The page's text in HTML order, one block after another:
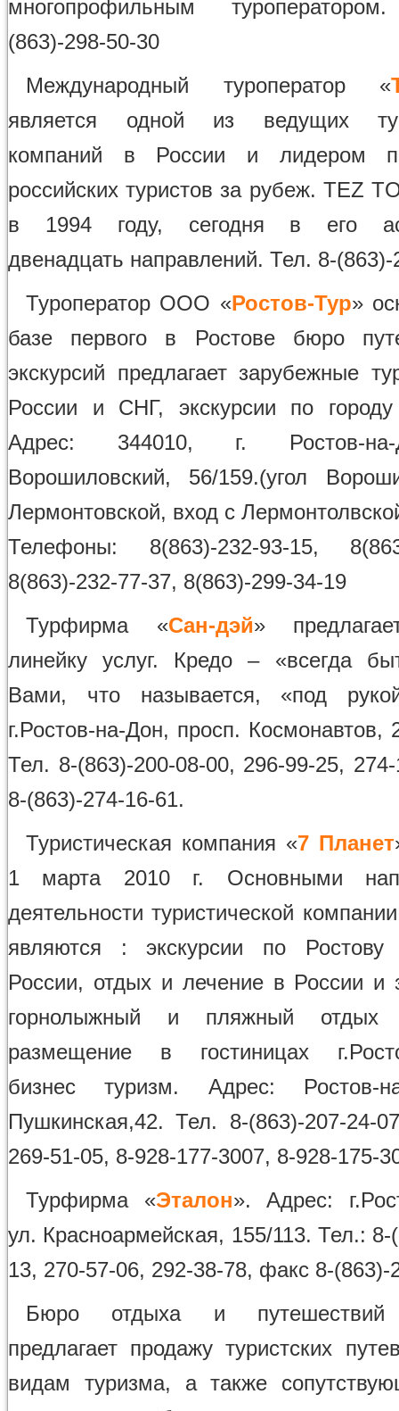
многопрофильным
(863)-298-50-30
Международный туроператор «
является одной из ведущих
компаний в России и лидером
российских туристов за рубеж. TEZ
в 1994 году, сегодня в его
двенадцать направлений. Тел. 8-(863)-
Туроператор ООО «Ростов-Тур»
базе первого в Ростове бюро
экскурсий предлагает зарубежные
России и СНГ, экскурсии по
Адрес: 344010, г. Ростов-
Ворошиловский, 56/159.(угол
Лермонтовской, вход с
Телефоны: 8(863)-232-93-15,
8(863)-232-77-37, 8(863)-299-34-19
Турфирма «Сан-дэй»
линейку услуг. Кредо – «всегда
Вами, что называется, «под
г.Ростов-на-Дон, просп.
Тел. 8-(863)-200-08-00, 296-99-25,
8-(863)-274-16-61.
Туристическая компания «7 Планет
1 марта 2010 г. Основными
деятельности туристической
являются : экскурсии по Ростову
России, отдых и лечение в России и
горнолыжный и пляжный отдых
размещение в гостиницах
бизнес туризм. Адрес: Ростов-
Пушкинская,42. Тел. 8-(863)-207-24-
269-51-05, 8-928-177-3007, 8-928-175-
Турфирма «Эталон». Адрес:
ул. Красноармейская, 155/113. Тел.: 8-
13, 270-57-06, 292-38-78, факс 8-(863)-
Бюро отдыха и
предлагает продажу туристских
видам туризма, а также